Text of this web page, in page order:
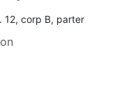
12, corp B, parter